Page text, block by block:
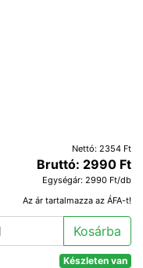
Nettó: 2354 Ft
Bruttó: 2990 Ft
Egységár: 2990 Ft/db
Az ár tartalmazza az ÁFA-t!
Kosárba
Készleten van